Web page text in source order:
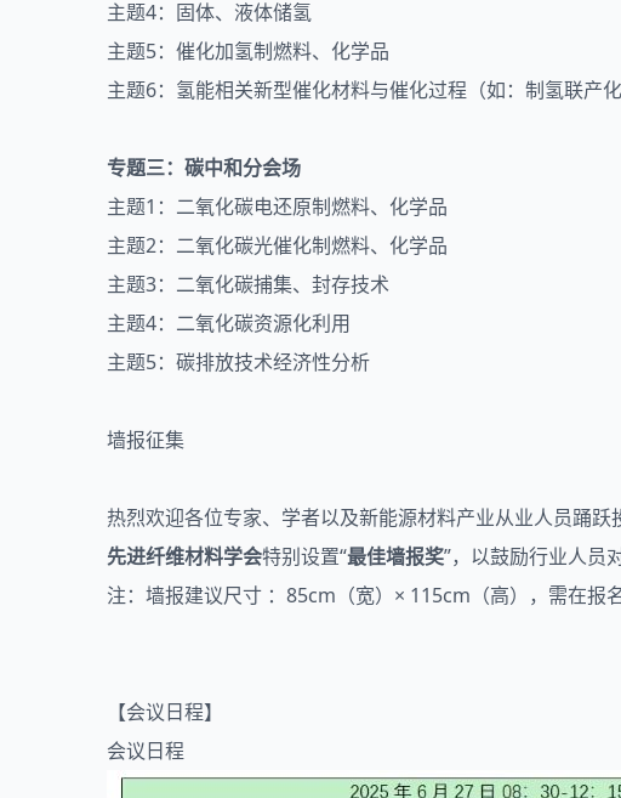
主题4：固体、液体储氢
主题5：催化加氢制燃料、化学品
主题6：氢能相关新型催化材料与催化过程（如：制氢联产化
专题三：碳中和分会场
主题1：二氧化碳电还原制燃料、化学品
主题2：二氧化碳光催化制燃料、化学品
主题3：二氧化碳捕集、封存技术
主题4：二氧化碳资源化利用
主题5：碳排放技术经济性分析
墙报征集
热烈欢迎各位专家、学者以及新能源材料产业从业人员踊
先进纤维材料学会特别设置“最佳墙报奖”，以鼓励行业人员
注：墙报建议尺寸 ：85cm（宽）× 115cm（高），需在报
【会议日程】
会议日程